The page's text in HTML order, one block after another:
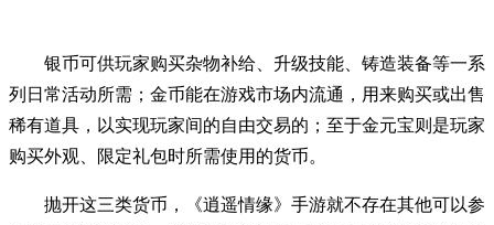
银币可供玩家购买杂物补给、升级技能、铸造装备等一系
列日常活动所需；金币能在游戏市场内流通，用来购买或出售
稀有道具，以实现玩家间的自由交易的；至于金元宝则是玩家
购买外观、限定礼包时所需使用的货币。
抛开这三类货币，《逍遥情缘》手游就不存在其他可以参